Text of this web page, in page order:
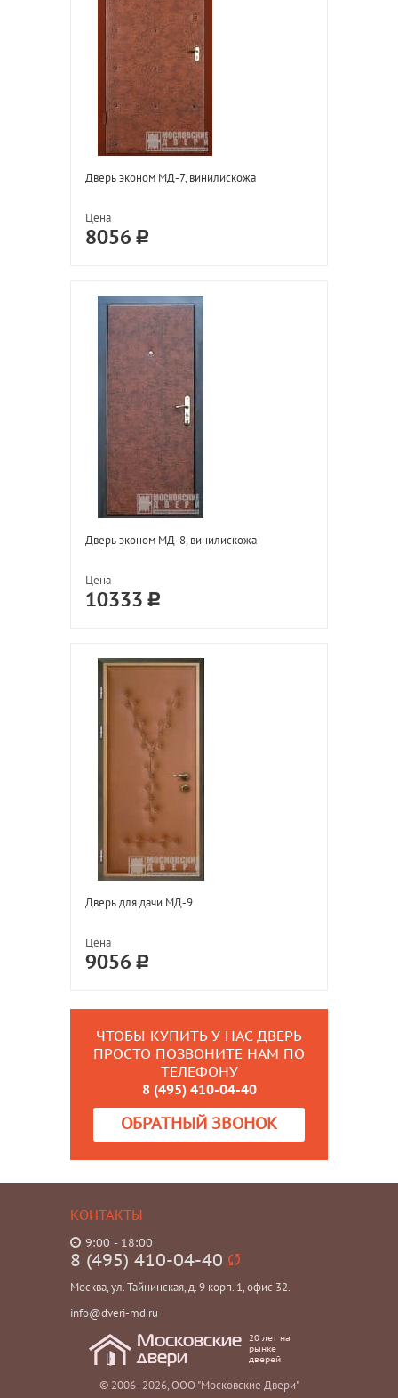
Дверь эконом МД-7, винилискожа
Цена
8056
Дверь эконом МД-8, винилискожа
Цена
10333
Дверь для дачи МД-9
Цена
9056
ЧТОБЫ КУПИТЬ У НАС ДВЕРЬ
ПРОСТО ПОЗВОНИТЕ НАМ ПО
ТЕЛЕФОНУ
8 (495) 410-04-40
ОБРАТНЫЙ ЗВОНОК
КОНТАКТЫ
9:00 - 18:00
8 (495) 410-04-40
Москва, ул. Тайнинская, д. 9 корп. 1, офис 32.
info@dveri-md.ru
Московские
двери
20 лет на
рынке
дверей
© 2006- 2026, ООО "Московские Двери"